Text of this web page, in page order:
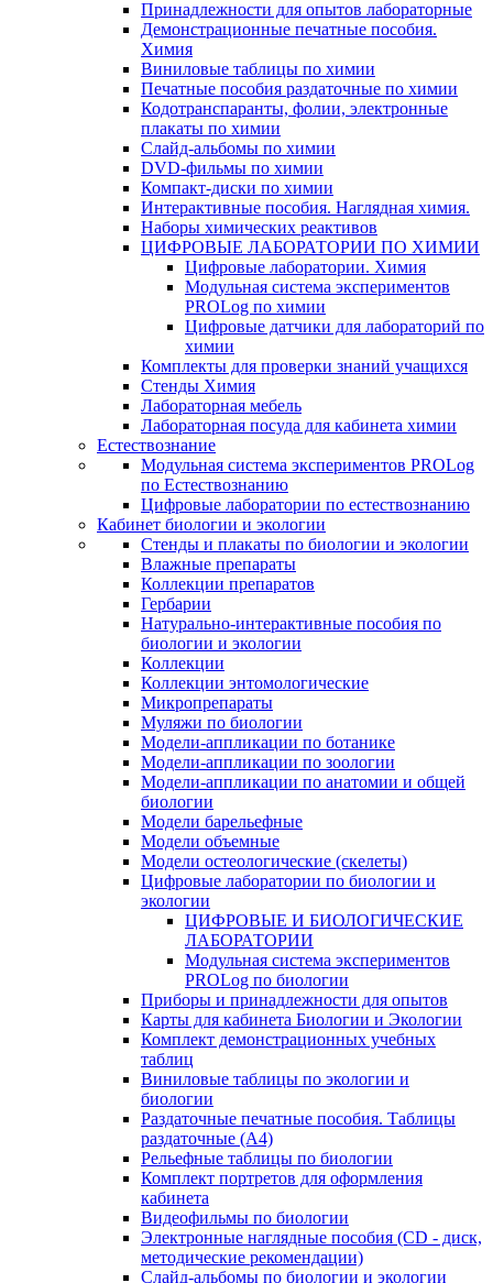
Принадлежности для опытов лабораторные
Демонстрационные печатные пособия.
Химия
Виниловые таблицы по химии
Печатные пособия раздаточные по химии
Кодотранспаранты, фолии, электронные
плакаты по химии
Слайд-альбомы по химии
DVD-фильмы по химии
Компакт-диски по химии
Интерактивные пособия. Наглядная химия.
Наборы химических реактивов
ЦИФРОВЫЕ ЛАБОРАТОРИИ ПО ХИМИИ
Цифровые лаборатории. Химия
Модульная система экспериментов
PROLog по химии
Цифровые датчики для лабораторий по
химии
Комплекты для проверки знаний учащихся
Стенды Химия
Лабораторная мебель
Лабораторная посуда для кабинета химии
Естествознание
Модульная система экспериментов PROLog
по Естествознанию
Цифровые лаборатории по естествознанию
Кабинет биологии и экологии
Стенды и плакаты по биологии и экологии
Влажные препараты
Коллекции препаратов
Гербарии
Натурально-интерактивные пособия по
биологии и экологии
Коллекции
Коллекции энтомологические
Микропрепараты
Муляжи по биологии
Модели-аппликации по ботанике
Модели-аппликации по зоологии
Модели-аппликации по анатомии и общей
биологии
Модели барельефные
Модели объемные
Модели остеологические (скелеты)
Цифровые лаборатории по биологии и
экологии
ЦИФРОВЫЕ И БИОЛОГИЧЕСКИЕ
ЛАБОРАТОРИИ
Модульная система экспериментов
PROLog по биологии
Приборы и принадлежности для опытов
Карты для кабинета Биологии и Экологии
Комплект демонстрационных учебных
таблиц
Виниловые таблицы по экологии и
биологии
Раздаточные печатные пособия. Таблицы
раздаточные (А4)
Рельефные таблицы по биологии
Комплект портретов для оформления
кабинета
Видеофильмы по биологии
Электронные наглядные пособия (CD - диск,
методические рекомендации)
Слайд-альбомы по биологии и экологии